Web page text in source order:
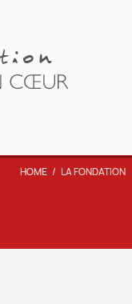
HOME / LA FONDATION